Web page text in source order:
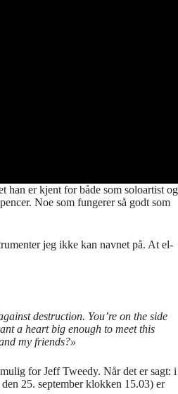
han er kjent for både som soloartist og
Noe som fungerer så godt som
jeg ikke kan navnet på. At el-
destruction. You’re on the side
a heart big enough to meet this
my friends?»
for Jeff Tweedy. Når det er sagt: i
25. september klokken 15.03) er